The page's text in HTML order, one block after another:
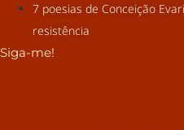
7 poesias de Conceição
resistência
Siga-me!